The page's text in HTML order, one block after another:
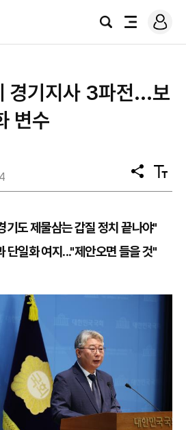
검
전
로
그
경기지사 3파전...보
변수
공
유
텍
스
기도 제물삼는 갑질 정치 끝나야"
단일화 여지..."제안오면 들을 것"